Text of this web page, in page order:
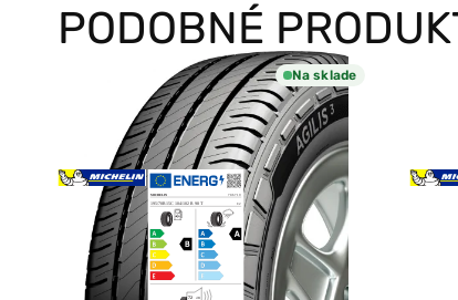
PODOBNÉ
Na sklade